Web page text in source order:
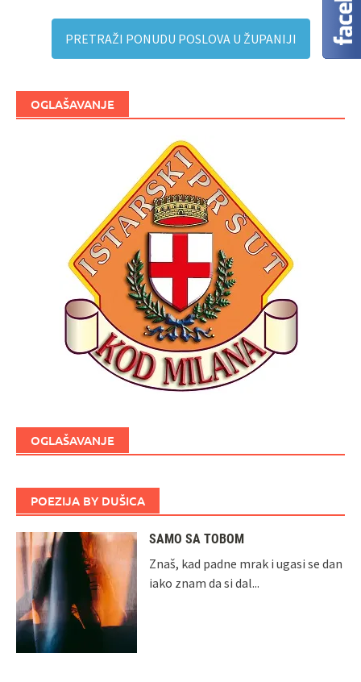
PRETRAŽI PONUDU POSLOVA U ŽUPANIJI
OGLAŠAVANJE
OGLAŠAVANJE
POEZIJA BY DUŠICA
SAMO SA TOBOM
Znaš, kad padne mrak i ugasi se dan
iako znam da si dal...